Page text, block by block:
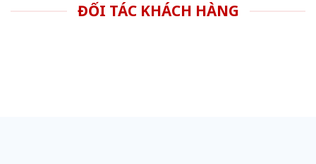
ĐỐI TÁC KHÁCH HÀNG